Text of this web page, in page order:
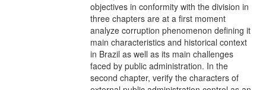
objectives in conformity with the division in
three chapters are at a first moment
analyze corruption phenomenon defining it
main characteristics and historical context
in Brazil as well as its main challenges
faced by public administration. In the
second chapter, verify the characters of